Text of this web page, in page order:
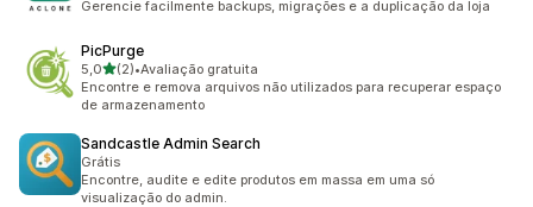
Gerencie facilmente backups, migrações e a duplicação da loja
PicPurge
5,0de 5 estrelas
(2)
2 avaliações ao todo
•Avaliação gratuita
Encontre e remova arquivos não utilizados para recuperar espaço
de armazenamento
Sandcastle Admin Search
Grátis
Encontre, audite e edite produtos em massa em uma só
visualização do admin.